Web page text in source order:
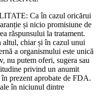
Ca în cazul oricărui
și nicio promisiune de
răspunsului la tratament.
altul, chiar și în cazul unui
a organismului este unică
nu putem oferi, sugera sau
privind un anumit
prezent aprobate de FDA.
în niciunul dintre